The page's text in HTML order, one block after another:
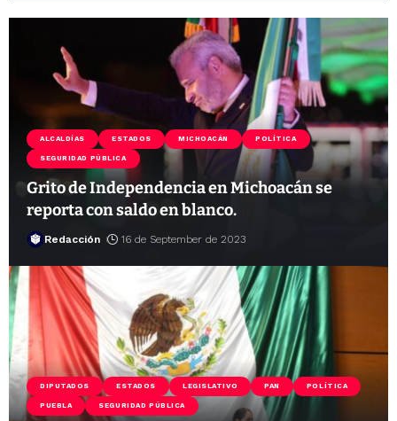
ALCALDÍAS ESTADOS MICHOACÁN POLÍTICA
SEGURIDAD PÚBLICA
Grito de Independencia en Michoacán se
reporta con saldo en blanco.
Redacción 16 de September de 2023
DIPUTADOS ESTADOS LEGISLATIVO PAN POLÍTICA
PUEBLA SEGURIDAD PÚBLICA